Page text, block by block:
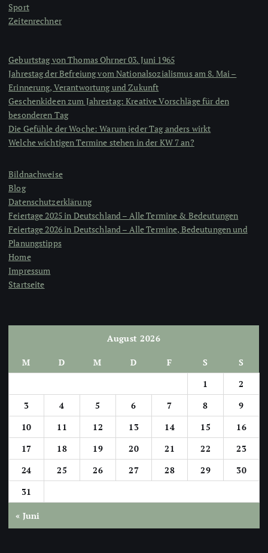
Sport
Zeitenrechner
Geburtstag von Thomas Ohrner 03. Juni 1965
Jahrestag der Befreiung vom Nationalsozialismus am 8. Mai –
Erinnerung, Verantwortung und Zukunft
Geschenkideen zum Jahrestag: Kreative Vorschläge für den
besonderen Tag
Die Gefühle der Woche: Warum jeder Tag anders wirkt
Welche wichtigen Termine stehen in der KW 7 an?
Bildnachweise
Blog
Datenschutzerklärung
Feiertage 2025 in Deutschland – Alle Termine & Bedeutungen
Feiertage 2026 in Deutschland – Alle Termine, Bedeutungen und
Planungstipps
Home
Impressum
Startseite
August 2026
M D M D F S
S
1
2
3
4 5 6 7 8
9
10
11 12 13 14 15
16
17
18 19 20 21 22
23
24
25 26 27 28 29
30
31
« Juni